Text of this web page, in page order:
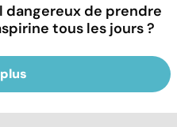
dangereux de prendre
tous les jours ?